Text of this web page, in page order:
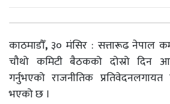
काठमाडौँ, ३० मंसिर : सत्तारूढ नेपाल
चौथो कमिटी बैठकको दोस्रो दिन
गर्नुभएको राजनीतिक
भएको छ ।